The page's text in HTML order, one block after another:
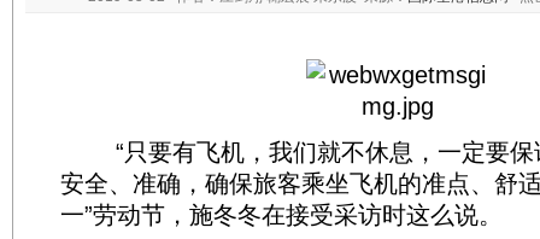
“只要有飞机，我们就不休息，一定要保
安全、准确，确保旅客乘坐飞机的准点、舒
一”劳动节，施冬冬在接受采访时这么说。